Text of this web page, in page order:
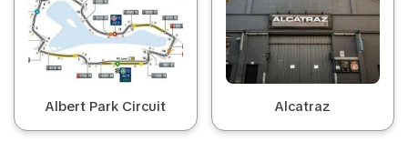
Albert Park Circuit Alcatraz